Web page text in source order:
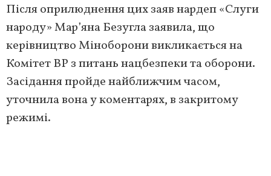
Після оприлюднення цих заяв нардеп «Слуги
народу» Мар’яна Безугла заявила, що
керівництво Міноборони викликається на
Комітет ВР з питань нацбезпеки та оборони.
Засідання пройде найближчим часом,
уточнила вона у коментарях, в закритому
режимі.